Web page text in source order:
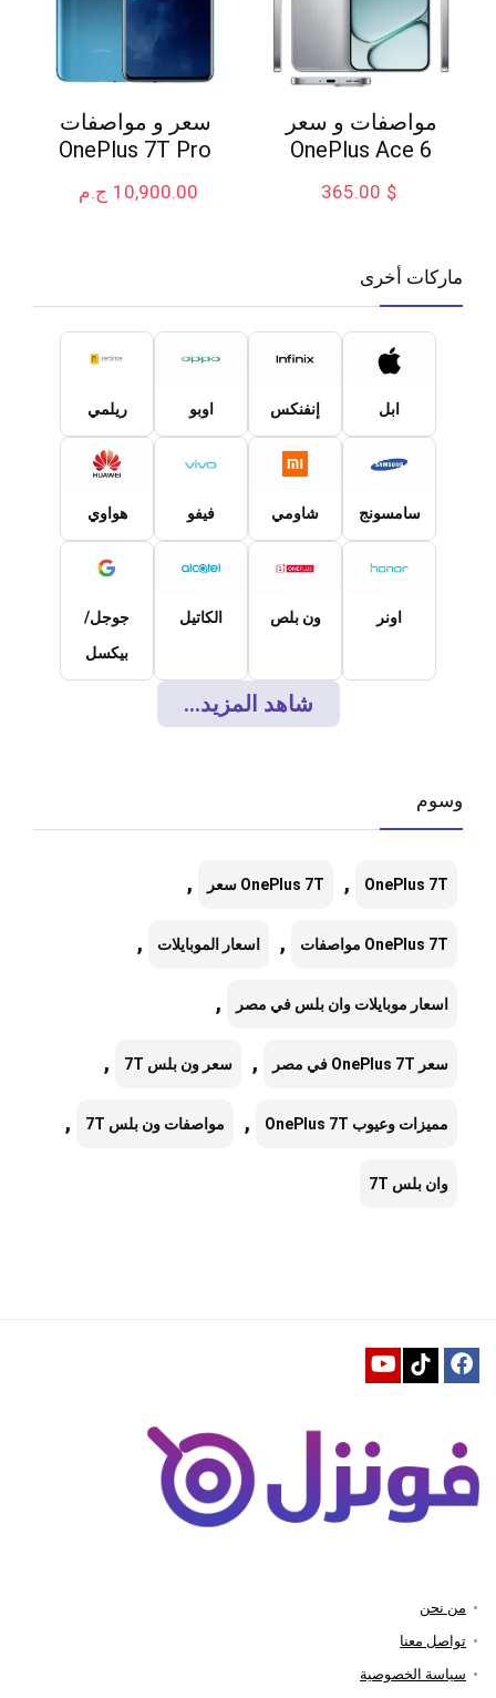
مواصفات و سعر
OnePlus Ace 6
$
365.00
سعر و مواصفات
OnePlus 7T Pro
ج.م 10,900.00
ماركات أخرى
ابل إنفنكس اوبو ريلمي
سامسونج شاومي فيفو هواوي
اونر ون بلص الكاتيل
جوجل/
بيكسل
شاهد المزيد...
وسوم
OnePlus 7T
, OnePlus 7T سعر ,
OnePlus 7T مواصفات , اسعار الموبايلات ,
اسعار موبايلات وان بلس في مصر ,
سعر OnePlus 7T في مصر , سعر ون بلس 7T ,
مميزات وعيوب OnePlus 7T , مواصفات ون بلس 7T ,
وان بلس 7T
من نحن
تواصل معنا
سياسة الخصوصية